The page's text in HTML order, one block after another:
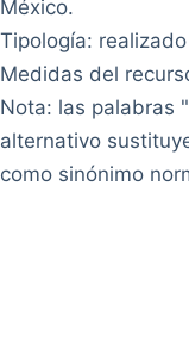
México.
Tipología:
Medidas del
Nota: las palabras
alternativo
como sinónimo